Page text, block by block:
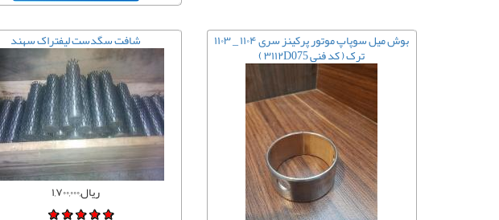
شافت سگدست لیفتراک سهند
ریال,۱,۷۰۰,۰۰۰
بوش میل سوپاپ موتور پرکینز سری ۱۱۰۴ _ ۱۱۰۳
ترک ( کد فنی ۳۱۱۲D075 )